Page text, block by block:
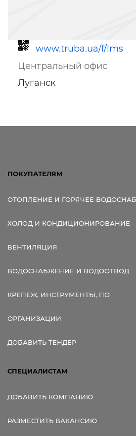
www.truba.ua/f/lms
Центральный офис
Луганск
ПОКУПАТЕЛЯМ
ОТОПЛЕНИЕ И ГОРЯЧЕЕ
ХОЛОД И КОНДИЦИОНИРОВАНИЕ
ВЕНТИЛЯЦИЯ
ВОДОСНАБЖЕНИЕ И ВОДООТВОД
КРЕПЕЖ, ИНСТРУМЕНТЫ, ПО
ОРГАНИЗАЦИИ
ДОБАВИТЬ ТЕНДЕР
СПЕЦИАЛИСТАМ
ДОБАВИТЬ КОМПАНИЮ
РАЗМЕСТИТЬ ВАКАНСИЮ